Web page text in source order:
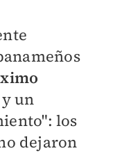
un
los
dejaron